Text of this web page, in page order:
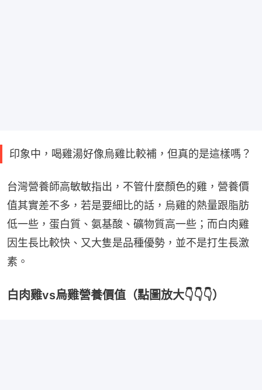
印象中，喝雞湯好像烏雞比較補，但真的是這樣嗎？
台灣營養師高敏敏指出，不管什麼顏色的雞，營養價
值其實差不多，若是要細比的話，烏雞的熱量跟脂肪
低一些，蛋白質、氨基酸、礦物質高一些；而白肉雞
因生長比較快、又大隻是品種優勢，並不是打生長激
素。
白肉雞vs烏雞營養價值（點圖放大👇👇👇）